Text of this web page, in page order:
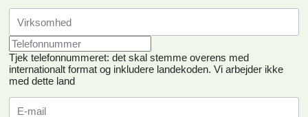
Tjek telefonnummeret: det skal stemme overens med
internationalt format og inkludere landekoden. Vi arbejder ikke
med dette land